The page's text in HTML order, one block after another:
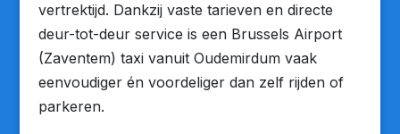
vertrektijd. Dankzij vaste tarieven en directe
deur-tot-deur service is een Brussels Airport
(Zaventem) taxi vanuit Oudemirdum vaak
eenvoudiger én voordeliger dan zelf rijden of
parkeren.